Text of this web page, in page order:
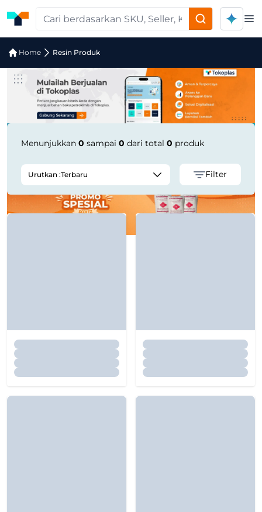
Home Resin Produk
Pencarian Produk "KARUNG PP
Menunjukkan 0 sampai 0 dari total 0 produk
Urutkan :Terbaru Filter